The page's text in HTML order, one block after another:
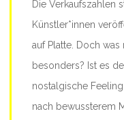
Die Verkaufszahlen
Künstler*innen
auf Platte. Doch
besonders? Ist es
nostalgische
nach bewussterem